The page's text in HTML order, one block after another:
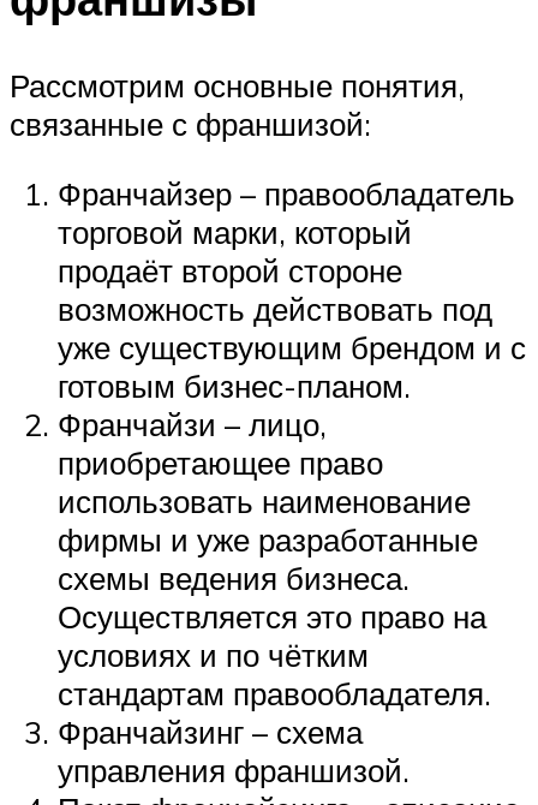
Рассмотрим основные понятия,
связанные с франшизой:
Франчайзер – правообладатель
торговой марки, который
продаёт второй стороне
возможность действовать под
уже существующим брендом и с
готовым бизнес-планом.
Франчайзи – лицо,
приобретающее право
использовать наименование
фирмы и уже разработанные
схемы ведения бизнеса.
Осуществляется это право на
условиях и по чётким
стандартам правообладателя.
Франчайзинг – схема
управления франшизой.